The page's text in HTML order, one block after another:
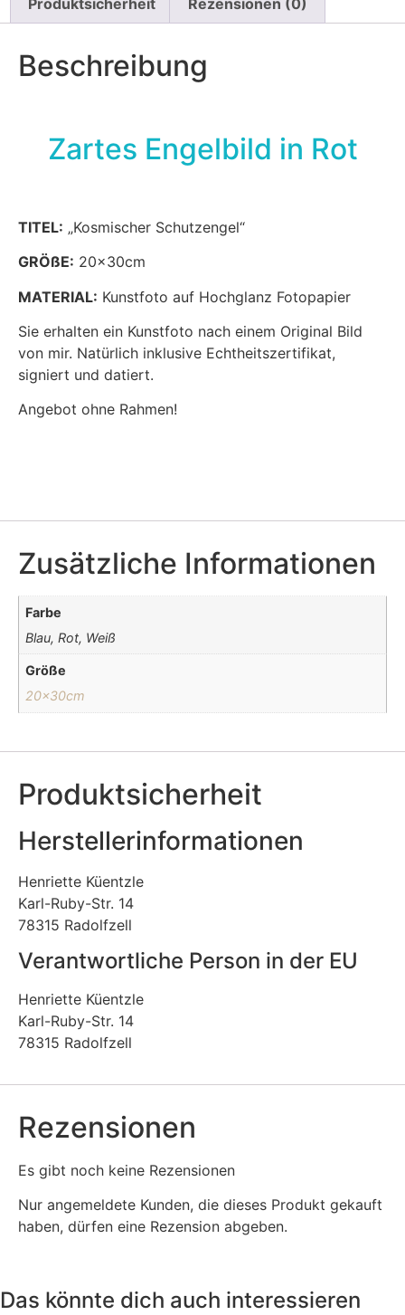
Produktsicherheit Rezensionen (0)
Beschreibung
Zartes Engelbild in Rot
TITEL: „Kosmischer Schutzengel“
GRÖßE: 20x30cm
MATERIAL: Kunstfoto auf Hochglanz Fotopapier
Sie erhalten ein Kunstfoto nach einem Original Bild
von mir. Natürlich inklusive Echtheitszertifikat,
signiert und datiert.
Angebot ohne Rahmen!
Zusätzliche Informationen
Farbe
Blau, Rot, Weiß
Größe
20x30cm
Produktsicherheit
Herstellerinformationen
Henriette Küentzle
Karl-Ruby-Str. 14
78315 Radolfzell
Verantwortliche Person in der EU
Henriette Küentzle
Karl-Ruby-Str. 14
78315 Radolfzell
Rezensionen
Es gibt noch keine Rezensionen
Nur angemeldete Kunden, die dieses Produkt gekauft
haben, dürfen eine Rezension abgeben.
Das könnte dich auch interessieren